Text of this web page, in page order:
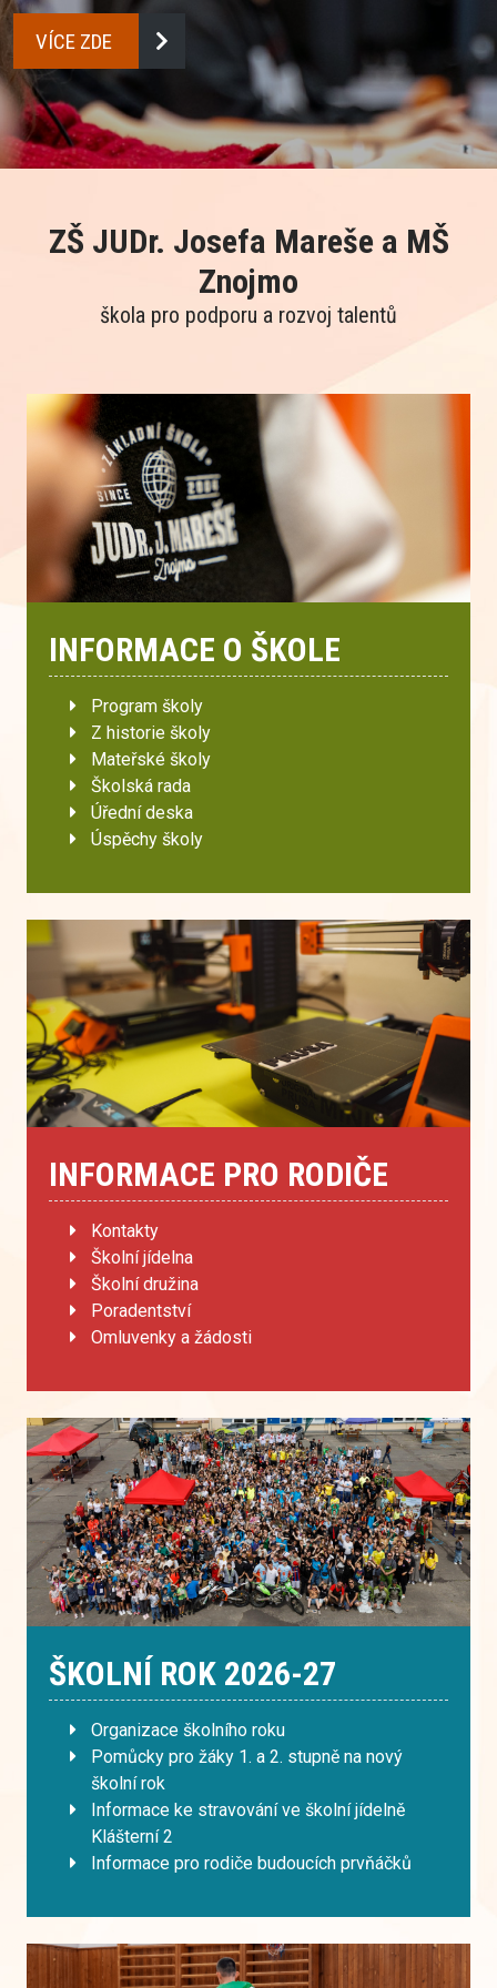
VÍCE ZDE CHCI VĚDĚT
CHCI VĚDĚT
CHCI VĚDĚT
ZŠ JUDr. Josefa Mareše a MŠ
Znojmo
škola pro podporu a rozvoj talentů
INFORMACE O ŠKOLE
Program školy
Z historie školy
Mateřské školy
Školská rada
Úřední deska
Úspěchy školy
INFORMACE PRO RODIČE
Kontakty
Školní jídelna
Školní družina
Poradentství
Omluvenky a žádosti
ŠKOLNÍ ROK 2026-27
Organizace školního roku
Pomůcky pro žáky 1. a 2. stupně na nový
školní rok
Informace ke stravování ve školní jídelně
Klášterní 2
Informace pro rodiče budoucích prvňáčků